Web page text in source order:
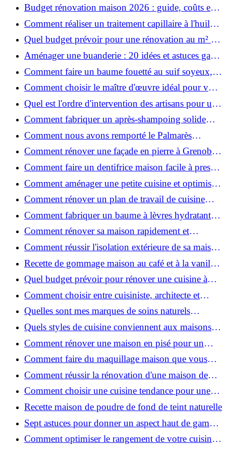
ruiner ?
Budget rénovation maison 2026 : guide, coûts et
astuces
Comment réaliser un traitement capillaire à l'huile
maison efficace ?
Quel budget prévoir pour une rénovation au m² en
2026 ?
Aménager une buanderie : 20 idées et astuces gain
de place pour un espace fonctionnel et stylé
Comment faire un baume fouetté au suif soyeux,
fait maison ?
Comment choisir le maître d'œuvre idéal pour vos
travaux de rénovation ?
Quel est l'ordre d'intervention des artisans pour une
rénovation ?
Comment fabriquer un après-shampoing solide
naturel pour cheveux ?
Comment nous avons remporté le Palmarès
(Ré)HABITER 2025 : les coulisses du projet primé
?
Comment rénover une façade en pierre à Grenoble
: techniques, coûts et conseils
Comment faire un dentifrice maison facile à presser
?
Comment aménager une petite cuisine et optimiser
chaque centimètre carré ?
Comment rénover un plan de travail de cuisine
facilement : guide étape par étape
Comment fabriquer un baume à lèvres hydratant et
naturel au suif ?
Comment rénover sa maison rapidement et
efficacement ?
Comment réussir l'isolation extérieure de sa maison
pour une rénovation performante et durable ?
Recette de gommage maison au café et à la vanille
pour une peau douce
Quel budget prévoir pour rénover une cuisine à
Voiron en 2026 : coûts et aides locales ?
Comment choisir entre cuisiniste, architecte et
contractant général à Voiron ?
Quelles sont mes marques de soins naturels
préférées ?
Quels styles de cuisine conviennent aux maisons et
appartements du Voironnais ?
Comment rénover une maison en pisé pour un
habitat sain et performant ?
Comment faire du maquillage maison que vous
utiliserez vraiment ?
Comment réussir la rénovation d'une maison de
ville en 2026 ?
Comment choisir une cuisine tendance pour une
rénovation en 2026 ?
Recette maison de poudre de fond de teint naturelle
Sept astuces pour donner un aspect haut de gamme
à votre cuisine
Comment optimiser le rangement de votre cuisine